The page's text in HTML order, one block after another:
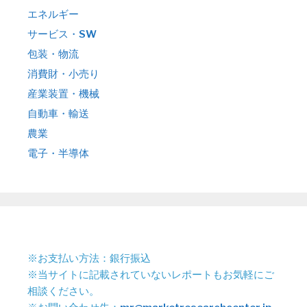
エネルギー
サービス・SW
包装・物流
消費財・小売り
産業装置・機械
自動車・輸送
農業
電子・半導体
※お支払い方法：銀行振込
※当サイトに記載されていないレポートもお気軽にご
相談ください。